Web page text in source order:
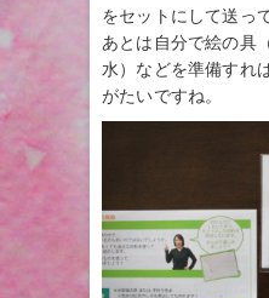
をセットにして送っ
あとは自分で絵の具
水）などを準備すれ
がたいですね。